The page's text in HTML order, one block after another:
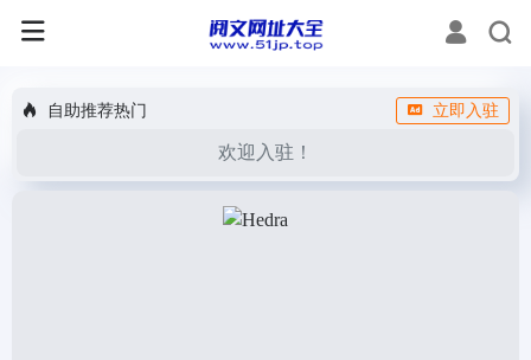
自助推荐热门 立即入驻
欢迎入驻！